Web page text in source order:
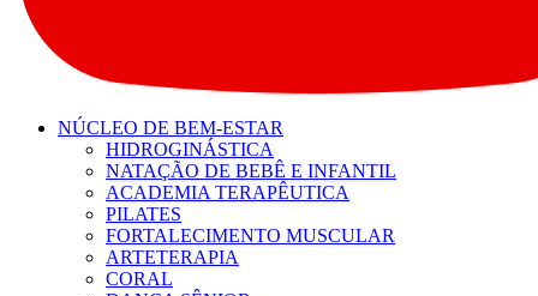
NÚCLEO DE BEM-ESTAR
HIDROGINÁSTICA
NATAÇÃO DE BEBÊ E INFANTIL
ACADEMIA TERAPÊUTICA
PILATES
FORTALECIMENTO MUSCULAR
ARTETERAPIA
CORAL